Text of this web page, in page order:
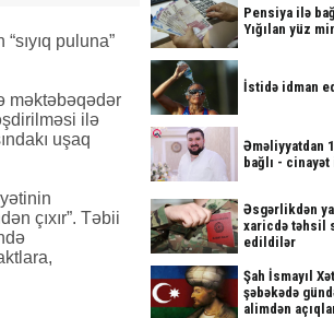
“sıyıq puluna”
məktəbəqədər
ilə
uşaq
çıxır”. Təbii
Pensiya ilə
Yığılan yüz
İstidə idman
Əməliyyatdan
bağlı - cinayət
Əsgərlikdən
xaricdə təhsil
edildilər
Şah İsmayıl
şəbəkədə
alimdən